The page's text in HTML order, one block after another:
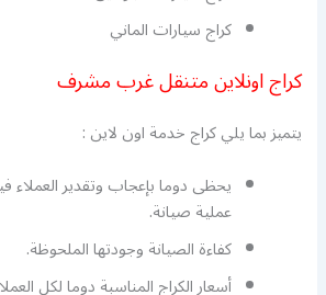
كراج سيارات الماني
كراج اونلاين متنقل غرب مشرف
يتميز بما يلي كراج خدمة اون لاين :
يحظى دوما بإعجاب وتقدير
عملية صيانة.
كفاءة الصيانة وجودتها الملحوظة.
أسعار الكراج المناسبة دوما لكل